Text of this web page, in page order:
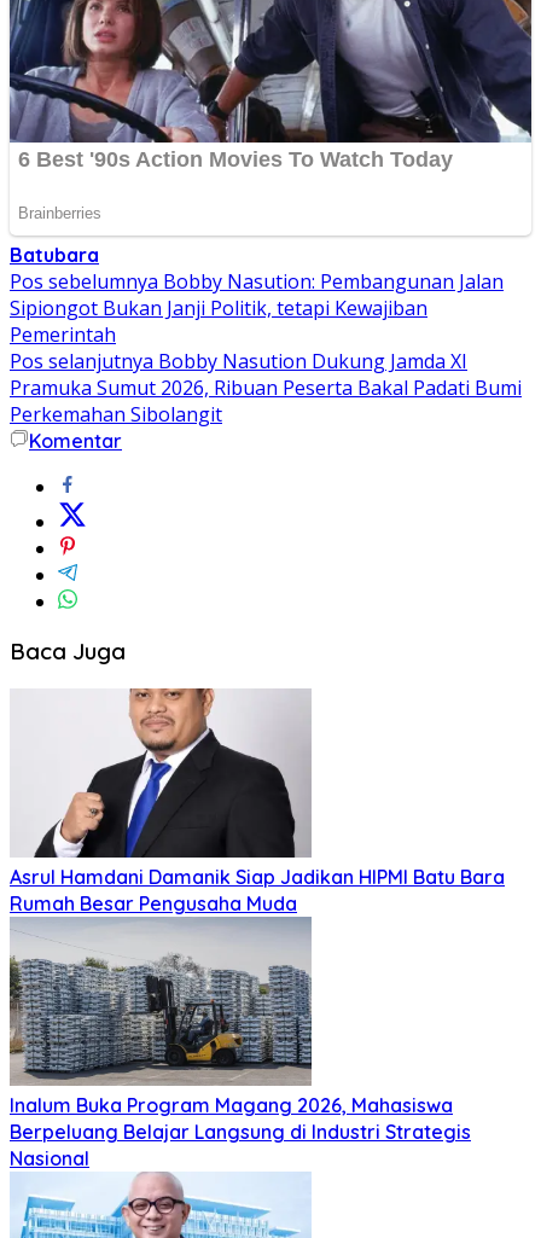
Batubara
Navigasi
pos
Pos sebelumnya Bobby Nasution: Pembangunan Jalan
Sipiongot Bukan Janji Politik, tetapi Kewajiban
Pemerintah
Pos selanjutnya Bobby Nasution Dukung Jamda XI
Pramuka Sumut 2026, Ribuan Peserta Bakal Padati Bumi
Perkemahan Sibolangit
Komentar
Baca Juga
Asrul Hamdani Damanik Siap Jadikan HIPMI Batu Bara
Rumah Besar Pengusaha Muda
Inalum Buka Program Magang 2026, Mahasiswa
Berpeluang Belajar Langsung di Industri Strategis
Nasional